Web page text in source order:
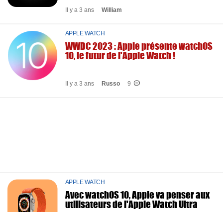
Il y a 3 ans William
APPLE WATCH
WWDC 2023 : Apple présente watchOS
10, le futur de l'Apple Watch !
Il y a 3 ans Russo 9
APPLE WATCH
Avec watchOS 10, Apple va penser aux
utilisateurs de l'Apple Watch Ultra